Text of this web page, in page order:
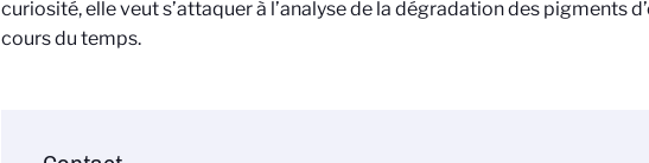
curiosité, elle veut s’attaquer à l’analyse de la dégradation des pigments
cours du temps.